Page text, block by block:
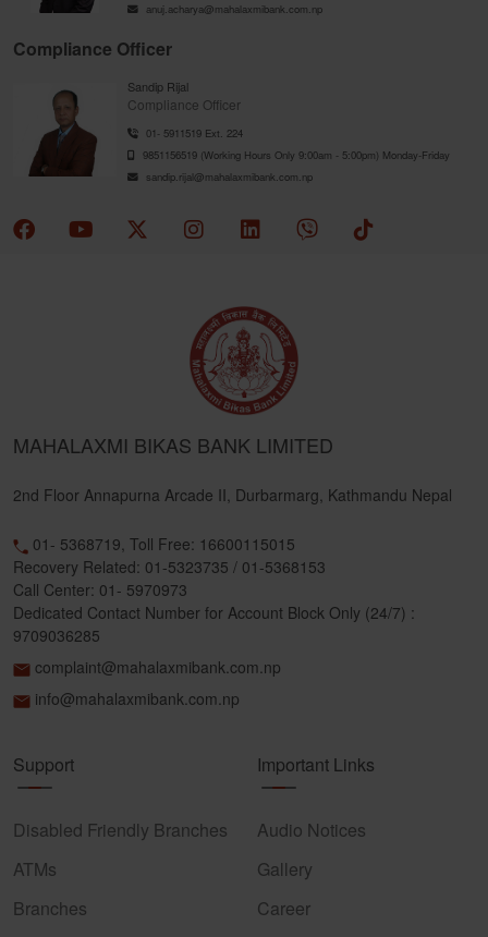
anuj.acharya@mahalaxmibank.com.np
Compliance Officer
Sandip Rijal
Compliance Officer
01- 5911519 Ext. 224
9851156519 (Working Hours Only 9:00am - 5:00pm) Monday-Friday
sandip.rijal@mahalaxmibank.com.np
MAHALAXMI BIKAS BANK LIMITED
2nd Floor Annapurna Arcade II, Durbarmarg, Kathmandu Nepal
01- 5368719, Toll Free: 16600115015
Recovery Related: 01-5323735 / 01-5368153
Call Center: 01- 5970973
Dedicated Contact Number for Account Block Only (24/7) :
9709036285
complaint@mahalaxmibank.com.np
info@mahalaxmibank.com.np
Support
Disabled Friendly Branches
ATMs
Branches
Important Links
Audio Notices
Gallery
Career